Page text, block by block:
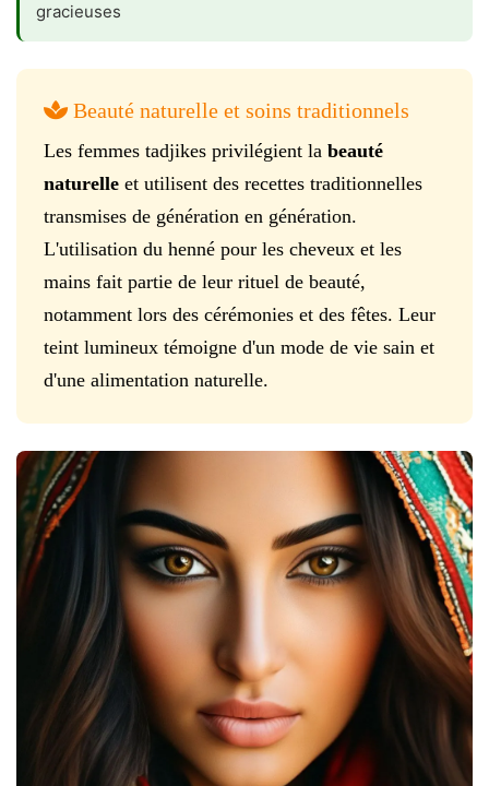
gracieuses
Beauté naturelle et soins traditionnels
Les femmes tadjikes privilégient la beauté
naturelle et utilisent des recettes traditionnelles
transmises de génération en génération.
L'utilisation du henné pour les cheveux et les
mains fait partie de leur rituel de beauté,
notamment lors des cérémonies et des fêtes. Leur
teint lumineux témoigne d'un mode de vie sain et
d'une alimentation naturelle.